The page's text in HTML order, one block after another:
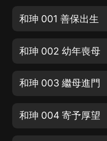
和珅 001 善保出生
和珅 002 幼年喪母
和珅 003 繼母進門
和珅 004 寄予厚望